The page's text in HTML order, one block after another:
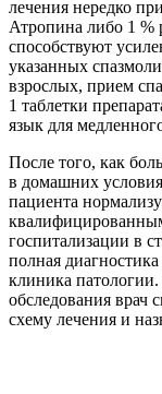
лечения нередко
Атропина либо 1 %
способствуют
указанных
взрослых, прием
1 таблетки
язык для
После того, как
в домашних
пациента
госпитализации в
полная
клиника
обследования врач
схему лечения и